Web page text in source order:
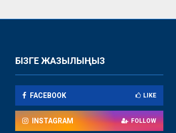
БІЗГЕ ЖАЗЫЛЫҢЫЗ
FACEBOOK LIKE
INSTAGRAM FOLLOW